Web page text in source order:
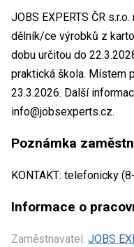
JOBS EXPERTS ČR
dělník/ce výrobků z
dobu určitou do
praktická škola. Místem
23.3.2026. Další
info@jobsexperts.cz.
Poznámka
KONTAKT: telefonicky
Informace o
Zaměstnavatel: JOBS